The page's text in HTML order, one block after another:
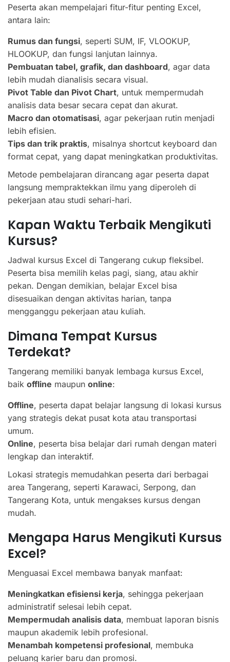
Peserta akan mempelajari fitur-fitur penting Excel,
antara lain:
Rumus dan fungsi, seperti SUM, IF, VLOOKUP,
HLOOKUP, dan fungsi lanjutan lainnya.
Pembuatan tabel, grafik, dan dashboard, agar data
lebih mudah dianalisis secara visual.
Pivot Table dan Pivot Chart, untuk mempermudah
analisis data besar secara cepat dan akurat.
Macro dan otomatisasi, agar pekerjaan rutin menjadi
lebih efisien.
Tips dan trik praktis, misalnya shortcut keyboard dan
format cepat, yang dapat meningkatkan produktivitas.
Metode pembelajaran dirancang agar peserta dapat
langsung mempraktekkan ilmu yang diperoleh di
pekerjaan atau studi sehari-hari.
Kapan Waktu Terbaik Mengikuti
Kursus?
Jadwal kursus Excel di Tangerang cukup fleksibel.
Peserta bisa memilih kelas pagi, siang, atau akhir
pekan. Dengan demikian, belajar Excel bisa
disesuaikan dengan aktivitas harian, tanpa
mengganggu pekerjaan atau kuliah.
Dimana Tempat Kursus
Terdekat?
Tangerang memiliki banyak lembaga kursus Excel,
baik offline maupun online:
Offline, peserta dapat belajar langsung di lokasi kursus
yang strategis dekat pusat kota atau transportasi
umum.
Online, peserta bisa belajar dari rumah dengan materi
lengkap dan interaktif.
Lokasi strategis memudahkan peserta dari berbagai
area Tangerang, seperti Karawaci, Serpong, dan
Tangerang Kota, untuk mengakses kursus dengan
mudah.
Mengapa Harus Mengikuti Kursus
Excel?
Menguasai Excel membawa banyak manfaat:
Meningkatkan efisiensi kerja, sehingga pekerjaan
administratif selesai lebih cepat.
Mempermudah analisis data, membuat laporan bisnis
maupun akademik lebih profesional.
Menambah kompetensi profesional, membuka
peluang karier baru dan promosi.